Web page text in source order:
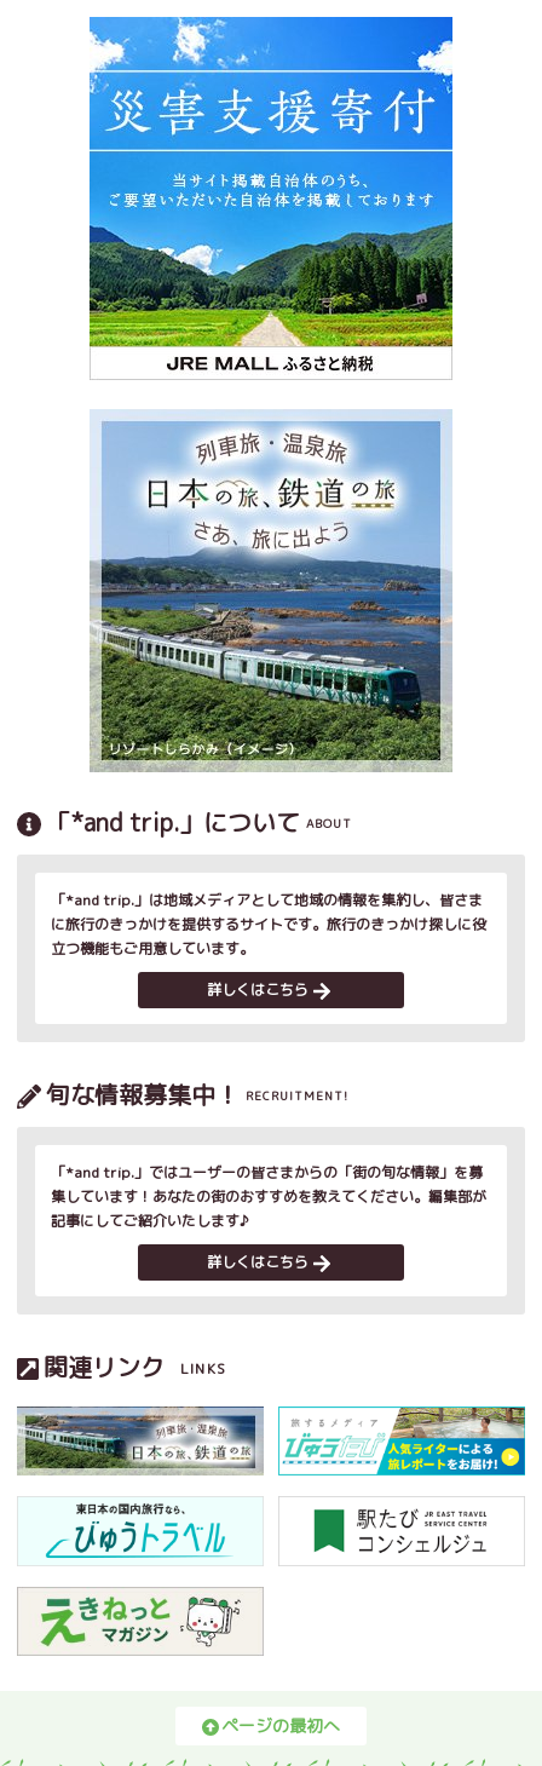
「*and trip.」について ABOUT
「*and trip.」は地域メディアとして地域の情報を集約し、皆さま
に旅行のきっかけを提供するサイトです。旅行のきっかけ探しに役
立つ機能もご用意しています。
詳しくはこちら
旬な情報募集中！ RECRUITMENT!
「*and trip.」ではユーザーの皆さまからの「街の旬な情報」を募
集しています！あなたの街のおすすめを教えてください。編集部が
記事にしてご紹介いたします♪
詳しくはこちら
関連リンク LINKS
ページの最初へ